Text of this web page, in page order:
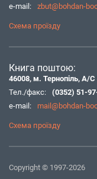
e-mail:
zbut@bohdan-
Схема проїзду
Книга поштою:
46008, м. Тернопіль, А/С
Тел./факс:
(0352) 51-
e-mail:
mail@bohdan-
Схема проїзду
Copyright © 1997-2026